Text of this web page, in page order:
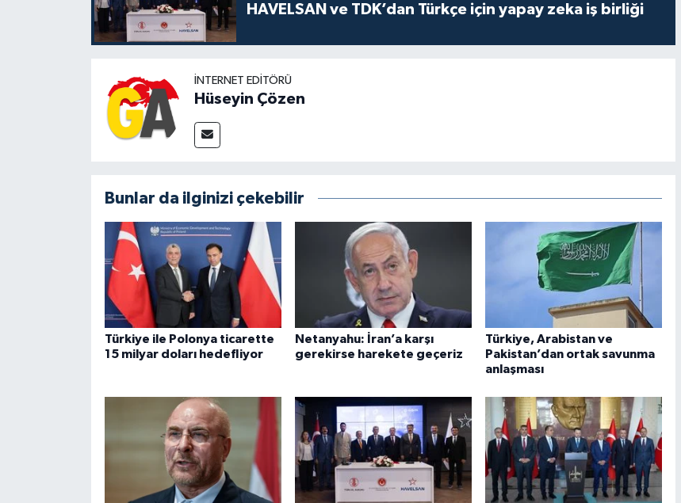
HAVELSAN ve TDK’dan Türkçe için yapay zeka iş birliği
İNTERNET EDITÖRÜ
Hüseyin Çözen
Bunlar da ilginizi çekebilir
Türkiye ile Polonya ticarette
15 milyar doları hedefliyor
Netanyahu: İran’a karşı
gerekirse harekete geçeriz
Türkiye, Arabistan ve
Pakistan’dan ortak savunma
anlaşması